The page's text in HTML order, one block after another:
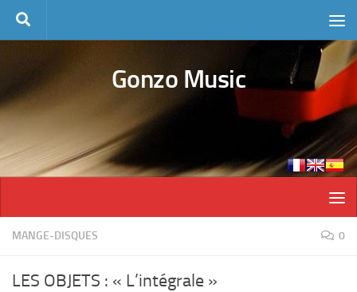
Skip to content
Gonzo Music
MANGE-DISQUES 0
LES OBJETS : « L’intégrale »